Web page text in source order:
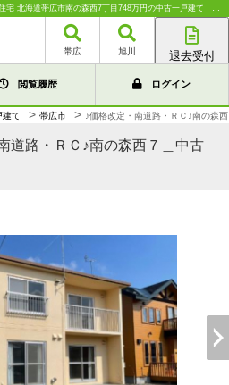
♪価格改定・南道路・ＲＣ♪南の森西７＿中古住宅 北海道帯広市南の森西7丁目748万円の中古一戸建て｜中古住宅や中古物件情報｜株式会社丸正池田
帯広 旭川 退去受付
旭川店
閲覧履歴 ログイン
建て > 帯広市 > ♪価格改定・南道路・ＲＣ♪南の森
道路・ＲＣ♪南の森西７＿中古